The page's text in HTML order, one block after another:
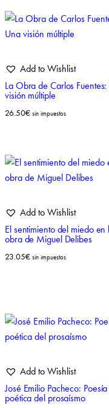
Add to Wishlist
La Obra de Carlos
visión múltiple
26.50€ sin impuestos
Add to Wishlist
El sentimiento del miedo en
obra de Miguel Delibes
23.05€ sin impuestos
Add to Wishlist
José Emilio Pacheco:
poética del prosaísmo